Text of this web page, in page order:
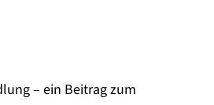
– ein Beitrag zum